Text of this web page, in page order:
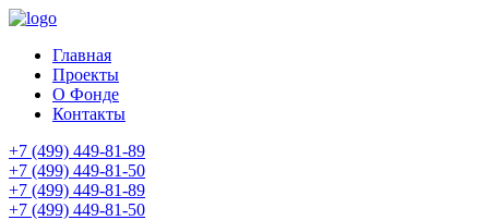
Главная
Проекты
О Фонде
Контакты
+7 (499) 449-81-89
+7 (499) 449-81-50
+7 (499) 449-81-89
+7 (499) 449-81-50